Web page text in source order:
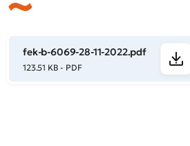
fek-b-6069-28-11-2022.pdf
123.51 KB - PDF